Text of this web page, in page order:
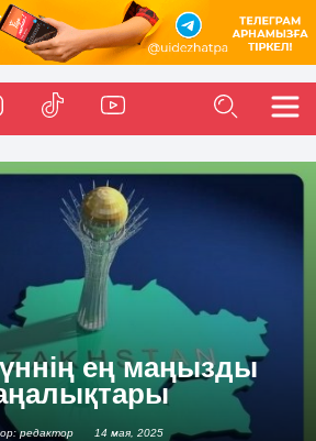
ең маңызды
редактор 14 мая, 2025